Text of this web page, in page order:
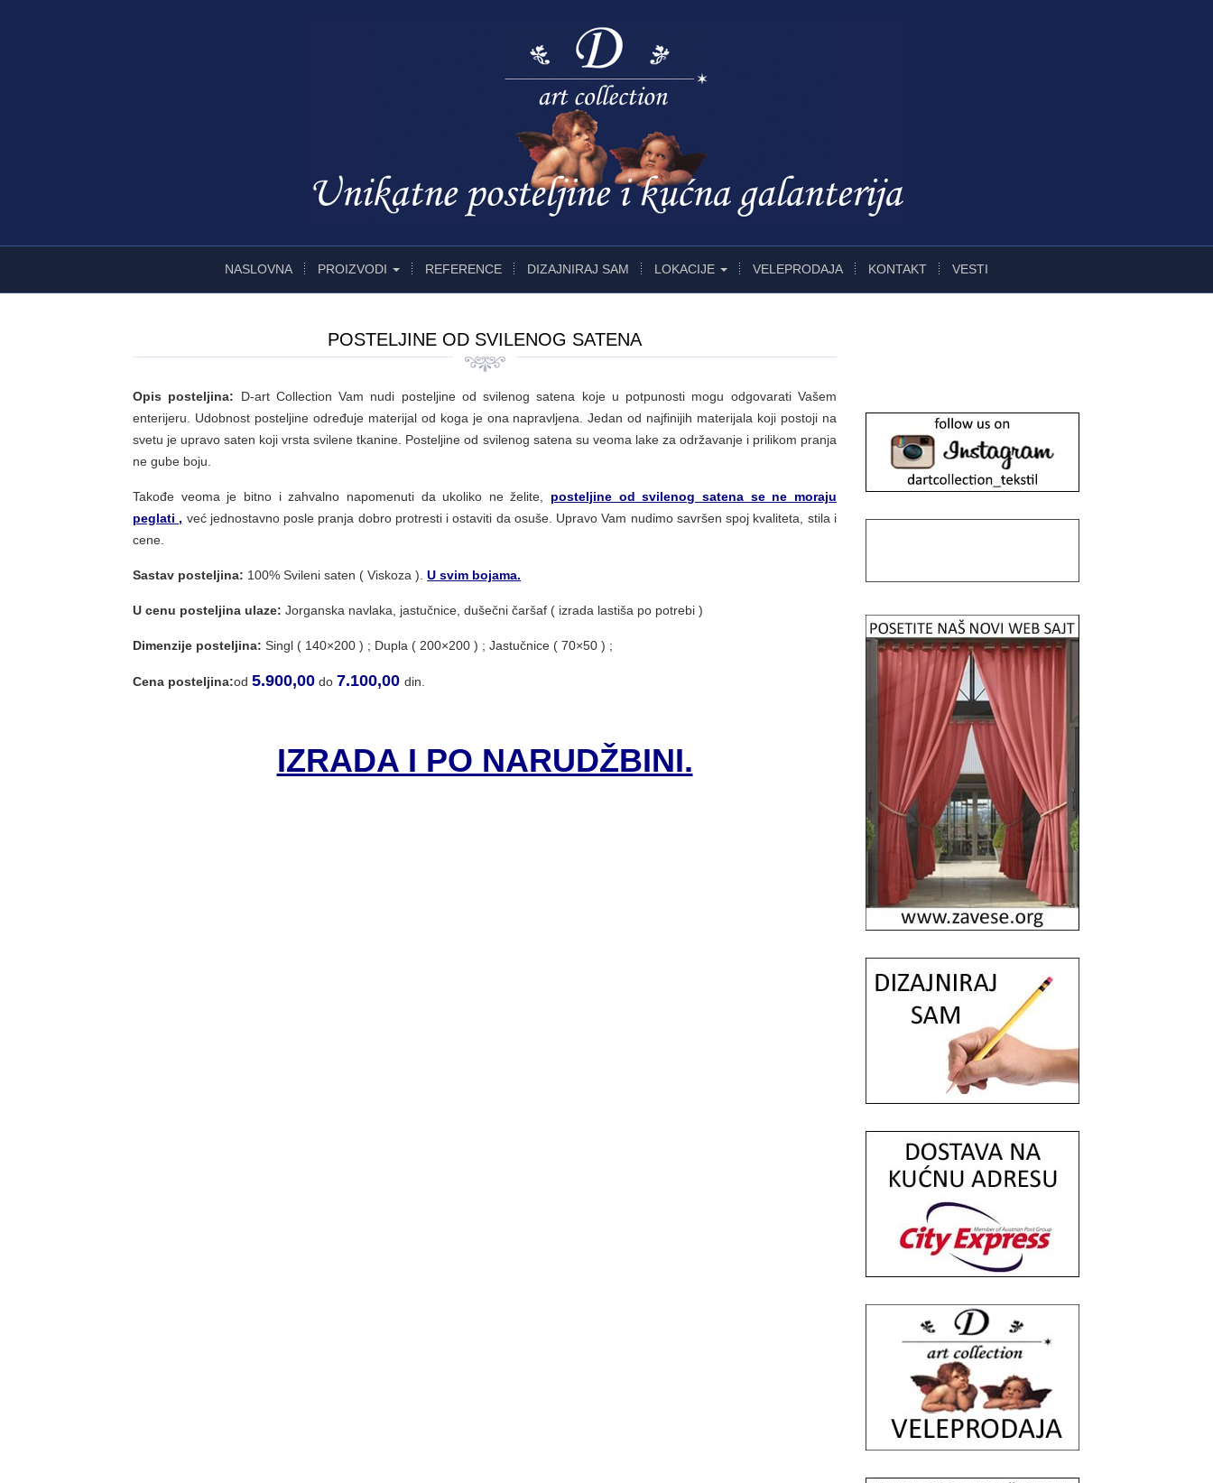
NASLOVNA PROIZVODI REFERENCE DIZAJNIRAJ SAM LOKACIJE VELEPRODAJA KONTAKT VESTI
POSTELJINE OD SVILENOG SATENA
Opis posteljina: D-art Collection Vam nudi posteljine od svilenog satena koje u potpunosti mogu odgovarati Vašem
enterijeru. Udobnost posteljine određuje materijal od koga je ona napravljena. Jedan od najfinijih materijala koji postoji na
svetu je upravo saten koji vrsta svilene tkanine. Posteljine od svilenog satena su veoma lake za održavanje i prilikom pranja
ne gube boju.
Takođe veoma je bitno i zahvalno napomenuti da ukoliko ne želite, posteljine od svilenog satena se ne moraju
peglati , već jednostavno posle pranja dobro protresti i ostaviti da osuše. Upravo Vam nudimo savršen spoj kvaliteta, stila i
cene.
Sastav posteljina: 100% Svileni saten ( Viskoza ). U svim bojama.
U cenu posteljina ulaze: Jorganska navlaka, jastučnice, dušečni čaršaf ( izrada lastiša po potrebi )
Dimenzije posteljina: Singl ( 140×200 ) ; Dupla ( 200×200 ) ; Jastučnice ( 70×50 ) ;
Cena posteljina:od 5.900,00 do 7.100,00 din.
IZRADA I PO NARUDŽBINI.